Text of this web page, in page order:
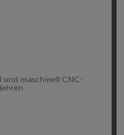
und maschinell CNC-